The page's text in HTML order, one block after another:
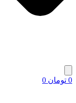
0 تومان 0